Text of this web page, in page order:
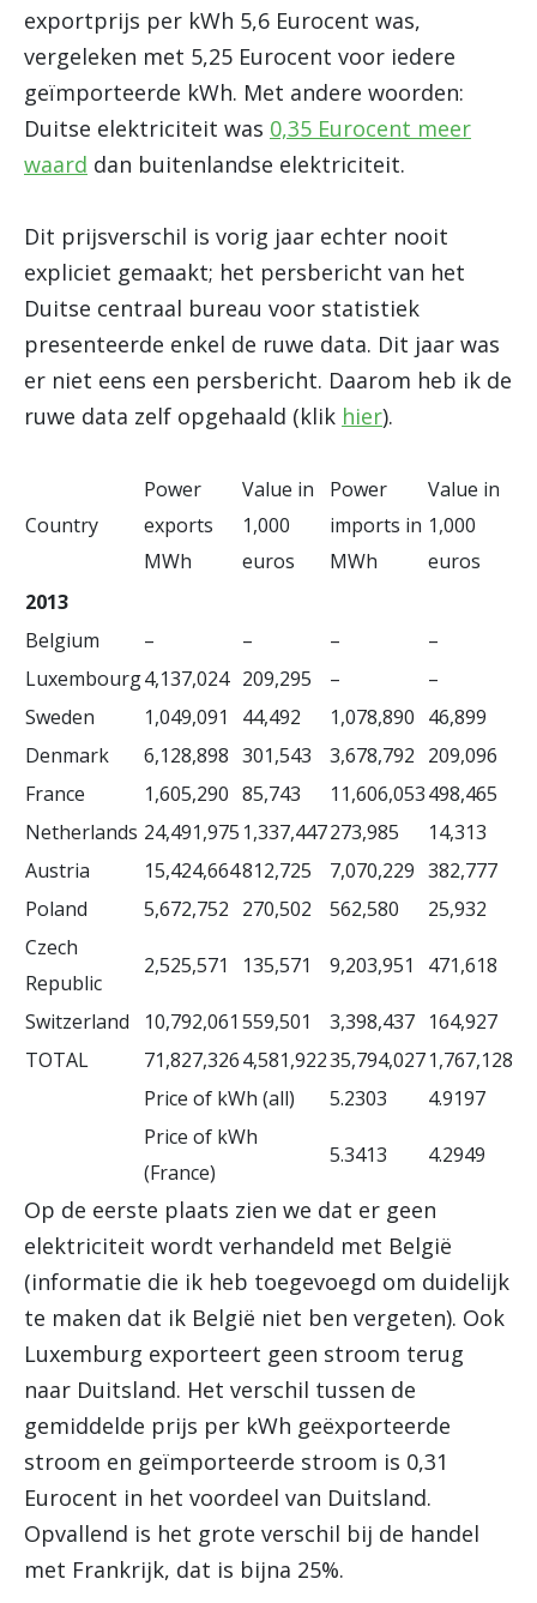
exportprijs per kWh 5,6 Eurocent was,
vergeleken met 5,25 Eurocent voor iedere
geïmporteerde kWh. Met andere woorden:
Duitse elektriciteit was 0,35 Eurocent meer
waard dan buitenlandse elektriciteit.
Dit prijsverschil is vorig jaar echter nooit
expliciet gemaakt; het persbericht van het
Duitse centraal bureau voor statistiek
presenteerde enkel de ruwe data. Dit jaar was
er niet eens een persbericht. Daarom heb ik de
ruwe data zelf opgehaald (klik hier).
Country
Power
exports
MWh
Value in
1,000
euros
Power
imports in
MWh
Value in
1,000
euros
2013
Belgium
– – –
–
Luxembourg4,137,024 209,295 –
–
Sweden
1,049,091 44,492 1,078,890 46,899
Denmark
6,128,898 301,543 3,678,792 209,096
France
1,605,290 85,743 11,606,053498,465
Netherlands 24,491,975 1,337,447273,985
14,313
Austria
15,424,664812,725 7,070,229 382,777
Poland
5,672,752 270,502 562,580
25,932
Czech
Republic
2,525,571 135,571 9,203,951 471,618
Switzerland 10,792,061 559,501 3,398,437 164,927
TOTAL
71,827,3264,581,92235,794,0271,767,128
Price of kWh (all)
5.2303
4.9197
Price of kWh
(France)
5.3413 4.2949
Op de eerste plaats zien we dat er geen
elektriciteit wordt verhandeld met België
(informatie die ik heb toegevoegd om duidelijk
te maken dat ik België niet ben vergeten). Ook
Luxemburg exporteert geen stroom terug
naar Duitsland. Het verschil tussen de
gemiddelde prijs per kWh geëxporteerde
stroom en geïmporteerde stroom is 0,31
Eurocent in het voordeel van Duitsland.
Opvallend is het grote verschil bij de handel
met Frankrijk, dat is bijna 25%.